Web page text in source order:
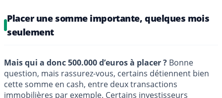
Placer une somme importante, quelques mois
seulement
Mais qui a donc 500.000 d’euros à placer ? Bonne
question, mais rassurez-vous, certains détiennent bien
cette somme en cash, entre deux transactions
immobilières par exemple. Certains investisseurs